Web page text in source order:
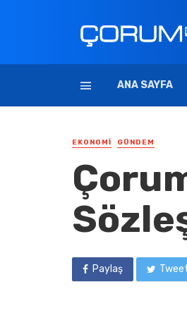
ANA SAYFA
EKONOMI GÜNDEM
Paylaş